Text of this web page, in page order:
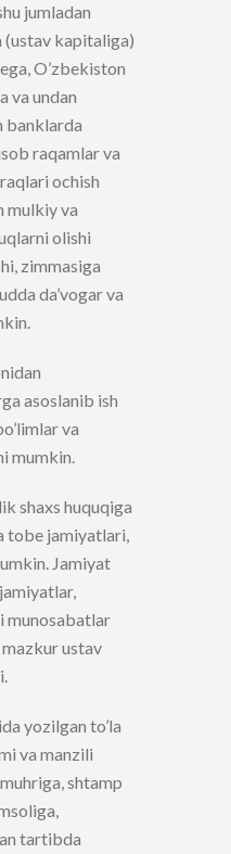
jumladan
(ustav kapitaliga)
O’zbekiston
va undan
banklarda
raqamlar va
ochish
mulkiy va
olishi
zimmasiga
da’vogar va
asoslanib ish
va
mumkin.
shaxs huquqiga
tobe jamiyatlari,
Jamiyat
munosabatlar
ustav
yozilgan to’la
va manzili
shtamp
tartibda